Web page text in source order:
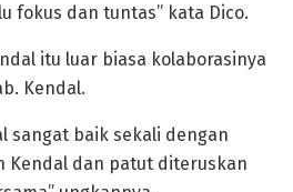
fokus dan tuntas” kata Dico.
itu luar biasa kolaborasinya
Kendal.
sangat baik sekali dengan
Kendal dan patut diteruskan